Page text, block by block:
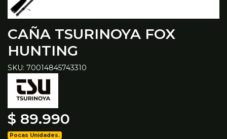
CAÑA TSURINOYA FOX
HUNTING
SKU: 70014845743310
$ 89.990
Pocas Unidades.